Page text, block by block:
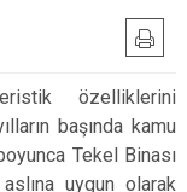
özelliklerini
başında kamu
Tekel Binası
uygun olarak